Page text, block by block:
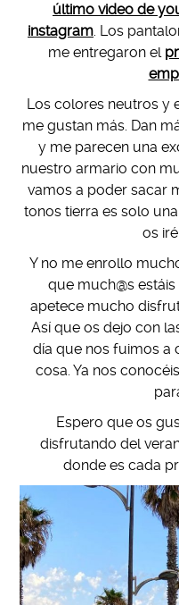
último video de
instagram. Los
me entregaron el
Los colores neutros y
me gustan más. Dan
y me parecen una
nuestro armario con
vamos a poder sacar
tonos tierra es solo
os
Y no me enrollo
que much@s
apetece mucho
Así que os dejo con
día que nos fuimos a
cosa. Ya nos
Espero que os
disfrutando del
donde es cada